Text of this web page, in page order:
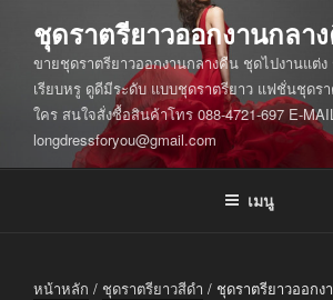
บทความ
ชุดราตรียาวออกงานกลา
ขายชุดราตรียาวออกงานกลางคืน ชุดไปงานแต่ง
เรียบหรู ดูดีมีระดับ แบบชุดราตรียาว แฟชั่นชุดร
ใคร สนใจสั่งซื้อสินค้าโทร 088-4721-697 E-
longdressforyou@gmail.com
เมนู
หน้าหลัก / ชุดราตรียาวสีดำ / ชุดราตรียาวออกง